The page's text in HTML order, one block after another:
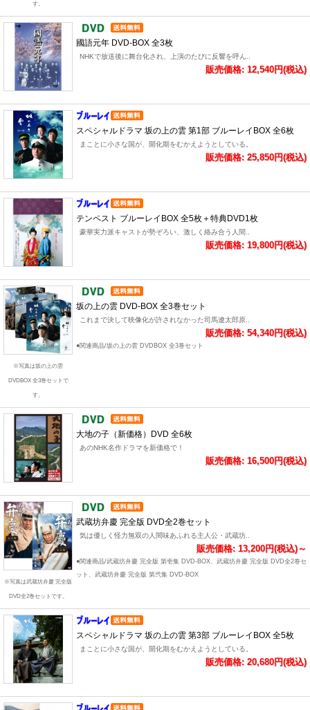
す。
國語元年 DVD-BOX 全3枚
NHKで放送後に舞台化され、上演のたびに反響を呼ん..
販売価格: 12,540円(税込)
スペシャルドラマ 坂の上の雲 第1部 ブルーレイBOX 全6枚
まことに小さな国が、開化期をむかえようとしている。
販売価格: 25,850円(税込)
テンペスト ブルーレイBOX 全5枚＋特典DVD1枚
豪華実力派キャストが勢ぞろい、激しく絡み合う人間..
販売価格: 19,800円(税込)
※写真は坂の上の雲
DVDBOX 全3巻セットで
す。
坂の上の雲 DVD-BOX 全3巻セット
これまで決して映像化が許されなかった司馬遼太郎原..
販売価格: 54,340円(税込)
●関連商品/坂の上の雲 DVDBOX 全3巻セット
大地の子（新価格）DVD 全6枚
あのNHK名作ドラマを新価格で！
販売価格: 16,500円(税込)
※写真は武蔵坊弁慶 完全版
DVD全2巻セットです。
武蔵坊弁慶 完全版 DVD全2巻セット
気は優しく怪力無双の人間味あふれる主人公・武蔵坊..
販売価格: 13,200円(税込)～
●関連商品/武蔵坊弁慶 完全版 第壱集 DVD-BOX、武蔵坊弁慶 完全版 DVD全2巻セ
ット、武蔵坊弁慶 完全版 第弐集 DVD-BOX
スペシャルドラマ 坂の上の雲 第3部 ブルーレイBOX 全5枚
まことに小さな国が、開化期をむかえようとしている。
販売価格: 20,680円(税込)